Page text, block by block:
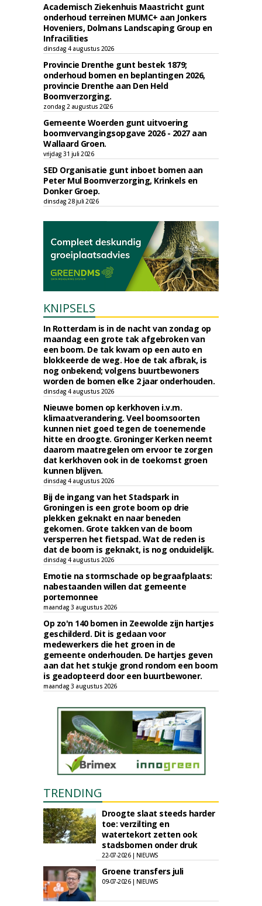
Academisch Ziekenhuis Maastricht gunt
onderhoud terreinen MUMC+ aan Jonkers
Hoveniers, Dolmans Landscaping Group en
Infracilities
dinsdag 4 augustus 2026
Provincie Drenthe gunt bestek 1879;
onderhoud bomen en beplantingen 2026,
provincie Drenthe aan Den Held
Boomverzorging.
zondag 2 augustus 2026
Gemeente Woerden gunt uitvoering
boomvervangingsopgave 2026 - 2027 aan
Wallaard Groen.
vrijdag 31 juli 2026
SED Organisatie gunt inboet bomen aan
Peter Mul Boomverzorging, Krinkels en
Donker Groep.
dinsdag 28 juli 2026
KNIPSELS
In Rotterdam is in de nacht van zondag op
maandag een grote tak afgebroken van
een boom. De tak kwam op een auto en
blokkeerde de weg. Hoe de tak afbrak, is
nog onbekend; volgens buurtbewoners
worden de bomen elke 2 jaar onderhouden.
dinsdag 4 augustus 2026
Nieuwe bomen op kerkhoven i.v.m.
klimaatverandering. Veel boomsoorten
kunnen niet goed tegen de toenemende
hitte en droogte. Groninger Kerken neemt
daarom maatregelen om ervoor te zorgen
dat kerkhoven ook in de toekomst groen
kunnen blijven.
dinsdag 4 augustus 2026
Bij de ingang van het Stadspark in
Groningen is een grote boom op drie
plekken geknakt en naar beneden
gekomen. Grote takken van de boom
versperren het fietspad. Wat de reden is
dat de boom is geknakt, is nog onduidelijk.
dinsdag 4 augustus 2026
Emotie na stormschade op begraafplaats:
nabestaanden willen dat gemeente
portemonnee
maandag 3 augustus 2026
Op zo'n 140 bomen in Zeewolde zijn hartjes
geschilderd. Dit is gedaan voor
medewerkers die het groen in de
gemeente onderhouden. De hartjes geven
aan dat het stukje grond rondom een boom
is geadopteerd door een buurtbewoner.
maandag 3 augustus 2026
TRENDING
Droogte slaat steeds harder
toe: verzilting en
watertekort zetten ook
stadsbomen onder druk
22-07-2026 | NIEUWS
Groene transfers juli
09-07-2026 | NIEUWS